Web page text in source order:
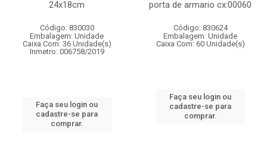
24x18cm
Código: 830030
Embalagem: Unidade
Caixa Com: 36 Unidade(s)
Inmetro: 006758/2019
Faça seu login ou
cadastre-se para
comprar.
porta de armario cx:00060
Código: 830624
Embalagem: Unidade
Caixa Com: 60 Unidade(s)
Faça seu login ou
cadastre-se para
comprar.